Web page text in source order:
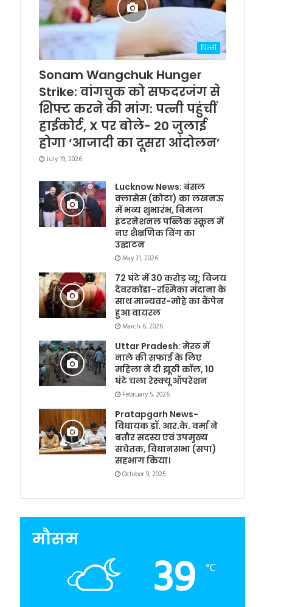
दिल्ली
Sonam Wangchuk Hunger
Strike: वांगचुक को सफदरजंग से
शिफ्ट करने की मांग: पत्नी पहुंचीं
हाईकोर्ट, X पर बोले- 20 जुलाई
होगा ‘आजादी का दूसरा आंदोलन’
July 19, 2026
Lucknow News: बंसल
क्लासेस (कोटा) का लखनऊ
में भव्य शुभारंभ, बिमला
इंटरनेशनल पब्लिक स्कूल में
नए शैक्षणिक विंग का
उद्घाटन
May 31, 2026
72 घंटे में 30 करोड़ व्यू: विजय
देवरकोंडा–रश्मिका मंदाना के
साथ मान्यवर-मोहे का कैंपेन
हुआ वायरल
March 6, 2026
Uttar Pradesh: मेरठ में
नाले की सफाई के लिए
महिला ने दी झूठी कॉल, 10
घंटे चला रेस्क्यू ऑपरेशन
February 5, 2026
Pratapgarh News-
विधायक डॉ. आर.के. वर्मा ने
बतौर सदस्य एवं उपमुख्य
सचेतक, विधानसभा (सपा)
सहभाग किया।
October 9, 2025
मौसम
39 ℃